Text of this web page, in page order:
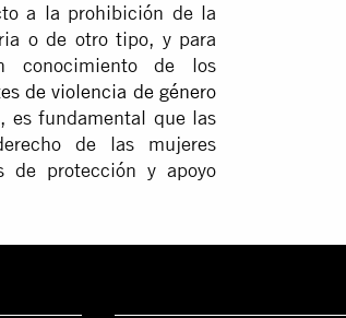
a la prohibición de la
o de otro tipo, y para
conocimiento de los
de violencia de género
es fundamental que las
de las mujeres
de protección y apoyo